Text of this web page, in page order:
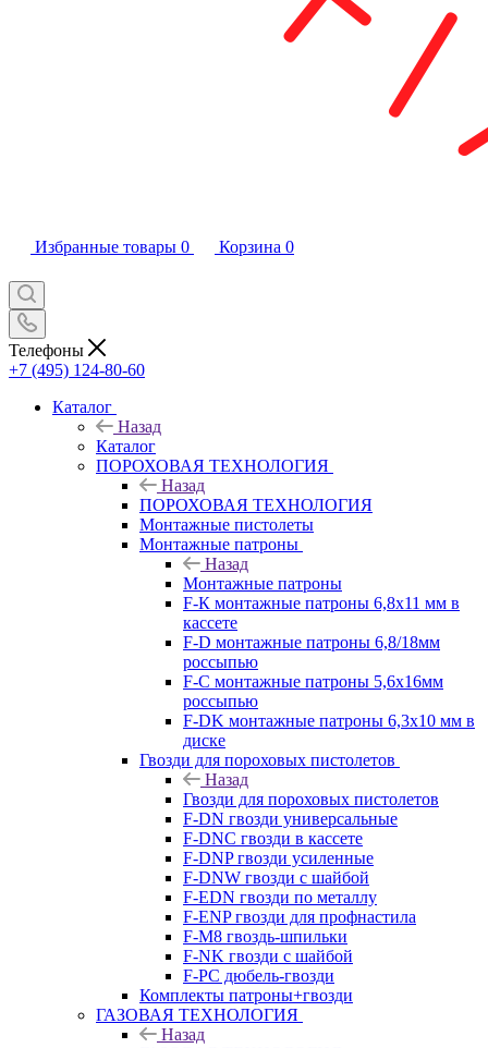
Избранные товары 0 Корзина 0
Телефоны
+7 (495) 124-80-60
Каталог
Назад
Каталог
ПОРОХОВАЯ ТЕХНОЛОГИЯ
Назад
ПОРОХОВАЯ ТЕХНОЛОГИЯ
Монтажные пистолеты
Монтажные патроны
Назад
Монтажные патроны
F-К монтажные патроны 6,8х11 мм в
кассете
F-D монтажные патроны 6,8/18мм
россыпью
F-C монтажные патроны 5,6х16мм
россыпью
F-DK монтажные патроны 6,3х10 мм в
диске
Гвозди для пороховых пистолетов
Назад
Гвозди для пороховых пистолетов
F-DN гвозди универсальные
F-DNC гвозди в кассете
F-DNP гвозди усиленные
F-DNW гвозди с шайбой
F-EDN гвозди по металлу
F-ENP гвозди для профнастила
F-M8 гвоздь-шпильки
F-NK гвозди с шайбой
F-PC дюбель-гвозди
Комплекты патроны+гвозди
ГАЗОВАЯ ТЕХНОЛОГИЯ
Назад